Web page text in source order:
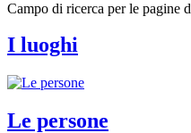
Campo di ricerca per le pagine
I luoghi
Le persone